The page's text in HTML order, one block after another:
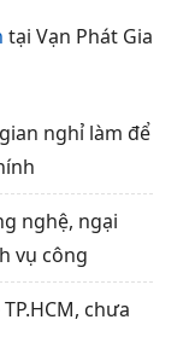
tại Vạn Phát Gia
nghỉ làm để
nghệ, ngại
vụ công
chưa